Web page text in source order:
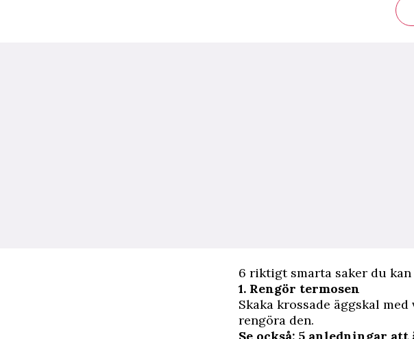
6 riktigt smarta saker du kan
1. Rengör termosen
Skaka krossade äggskal
rengöra den.